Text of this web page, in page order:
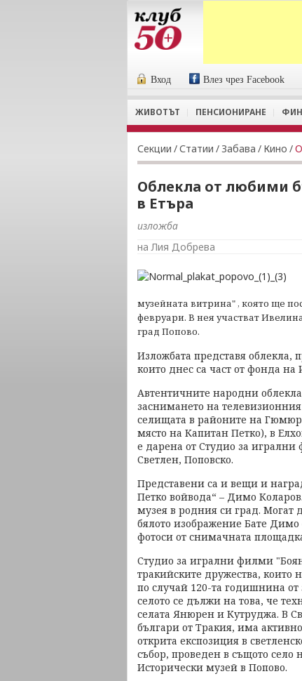
Вход Влез чрез Facebook
ЖИВОТЪТ ПЕНСИОНИРАНЕ
Секции /Статии / Забава / Кино /
Облекла от любими
в Етъра
изложба
на Лия Добрева
музейната витрина" , която ще
февруари. В нея участват
град Попово.
Изложбата представя облекла,
които днес са част от фонда
Автентичните народни
заснимането на
селищата в районите на
място на Капитан Петко), в
е дарена от Студио за игрални
Светлен, Поповско.
Представени са и вещи и
Петко войвода“ – Димо
музея в родния си град. Могат
бялото изображение Бате
фотоси от снимачната
Студио за игрални филми
тракийските дружества, които
по случай 120-та годишнина
селото се дължи на това, че
селата Янюрен и Кутруджа. В
българи от Тракия, има
открита експозиция в
събор, проведен в същото село
Исторически музей в Попово.